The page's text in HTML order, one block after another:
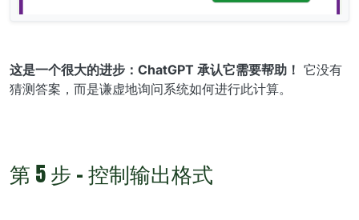
这是一个很大的进步：ChatGPT 承认它需要帮助！ 它没有
猜测答案，而是谦虚地询问系统如何进行此计算。
第 5 步 - 控制输出格式